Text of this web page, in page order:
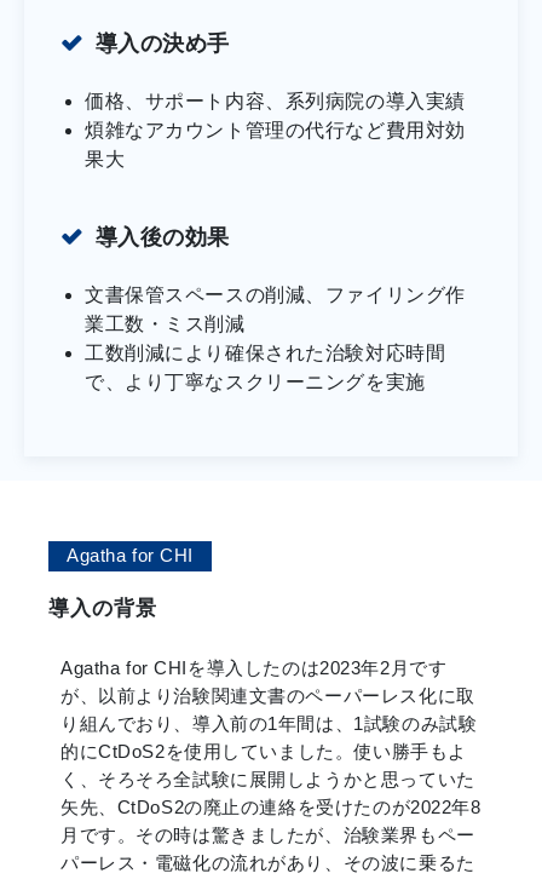
導入の決め手
価格、サポート内容、系列病院の導入実績
煩雑なアカウント管理の代行など費用対効
果大
導入後の効果
文書保管スペースの削減、ファイリング作
業工数・ミス削減
工数削減により確保された治験対応時間
で、より丁寧なスクリーニングを実施
Agatha for CHI
導入の背景
Agatha for CHIを導入したのは2023年2月です
が、以前より治験関連文書のペーパーレス化に取
り組んでおり、導入前の1年間は、1試験のみ試験
的にCtDoS2を使用していました。使い勝手もよ
く、そろそろ全試験に展開しようかと思っていた
矢先、CtDoS2の廃止の連絡を受けたのが2022年8
月です。その時は驚きましたが、治験業界もペー
パーレス・電磁化の流れがあり、その波に乗るた